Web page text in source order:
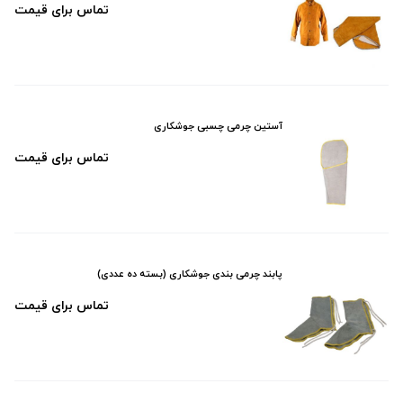
تماس برای قیمت
آستین چرمی چسبی جوشکاری
تماس برای قیمت
پابند چرمی بندی جوشکاری (بسته ده عددی)
تماس برای قیمت